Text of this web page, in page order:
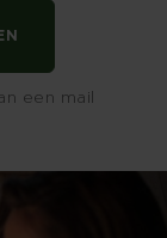
een mail